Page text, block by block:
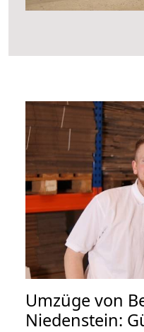
Umzüge von
Niedenstein: